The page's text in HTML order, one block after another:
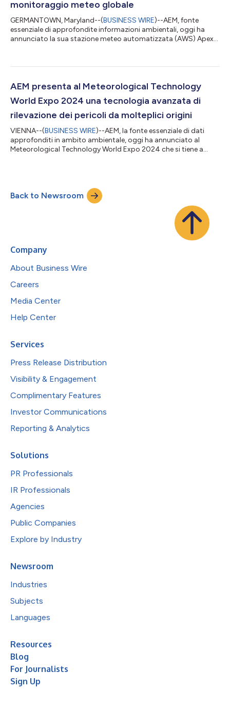
monitoraggio meteo globale
GERMANTOWN, Maryland--(BUSINESS WIRE)--AEM, fonte
essenziale di approfondite informazioni ambientali, oggi ha
annunciato la sua stazione meteo automatizzata (AWS) Apex
precisione, affidabilità e durata, oltre a rispondere ai severi
(OMM). Progettata per rispondere alle sfide più impegnative nel
monitoraggio meteo, questo prod...
AEM presenta al Meteorological Technology
World Expo 2024 una tecnologia avanzata di
rilevazione dei pericoli da molteplici origini
VIENNA--(BUSINESS WIRE)--AEM, la fonte essenziale di dati
approfonditi in ambito ambientale, oggi ha annunciato al
Meteorological Technology World Expo 2024 che si tiene a
cooperare più efficacemente fra di loro per mitigare i rischi
ambientali in continuo aumento. Ora integrata nell’applicazione
Back to Newsroom
Company
About Business Wire
Careers
Media Center
Help Center
Services
Press Release Distribution
Visibility & Engagement
Complimentary Features
Investor Communications
Reporting & Analytics
Solutions
PR Professionals
IR Professionals
Agencies
Public Companies
Explore by Industry
Newsroom
Industries
Subjects
Languages
Resources
Blog
For Journalists
Sign Up